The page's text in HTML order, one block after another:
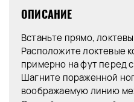
ОПИСАНИЕ
Встаньте прямо,
Расположите локтевые
примерно на фут перед
Шагните пораженной
воображаемую линию